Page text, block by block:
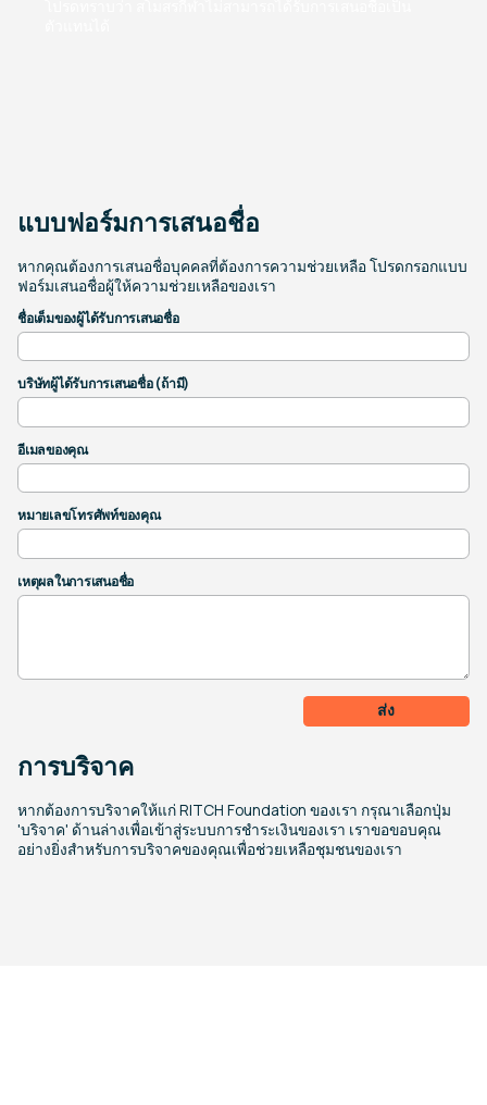
แบบฟอร์มการเสนอชื่อ
หากคุณต้องการเสนอชื่อบุคคลที่ต้องการความช่วยเหลือ โปรดกรอกแบบ
ฟอร์มเสนอชื่อผู้ให้ความช่วยเหลือของเรา
ชื่อเต็มของผู้ได้รับการเสนอชื่อ
บริษัทผู้ได้รับการเสนอชื่อ (ถ้ามี)
อีเมลของคุณ
หมายเลขโทรศัพท์ของคุณ
เหตุผลในการเสนอชื่อ
ส่ง
การบริจาค
หากต้องการบริจาคให้แก่ RITCH Foundation ของเรา กรุณาเลือกปุ่ม
'บริจาค' ด้านล่างเพื่อเข้าสู่ระบบการชำระเงินของเรา เราขอขอบคุณ
อย่างยิ่งสำหรับการบริจาคของคุณเพื่อช่วยเหลือชุมชนของเรา